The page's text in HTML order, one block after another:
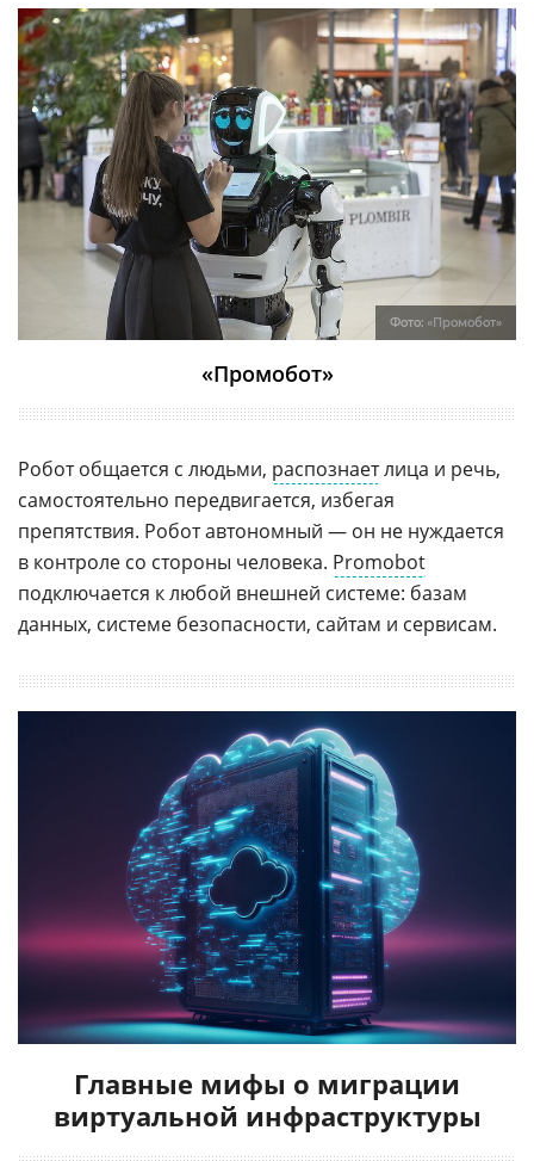
Фото: «Промобот»
«Промобот»
Робот общается с людьми, распознаетлица и речь,
самостоятельно передвигается, избегая
препятствия. Робот автономный — он не нуждается
в контроле со стороны человека. Promobot
подключается к любой внешней системе: базам
данных, системе безопасности, сайтам и сервисам.
Главные мифы о миграции
виртуальной инфраструктуры